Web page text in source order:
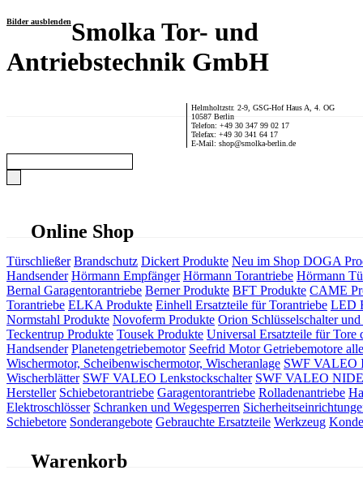
Bilder ausblendenSmolka Tor- und
Antriebstechnik GmbH
Helmholtzstr. 2-9, GSG-Hof Haus A, 4. OG
10587 Berlin
Telefon: +49 30 347 99 02 17
Telefax: +49 30 341 64 17
E-Mail: shop@smolka-berlin.de
Online Shop
Türschließer Brandschutz Dickert Produkte Neu im Shop DOGA
Handsender Hörmann Empfänger Hörmann Torantriebe Hörmann
Bernal Garagentorantriebe Berner Produkte BFT Produkte CAME
Torantriebe ELKA Produkte Einhell Ersatzteile für Torantriebe LED
Normstahl Produkte Novoferm Produkte Orion Schlüsselschalter und
Teckentrup Produkte Tousek Produkte Universal Ersatzteile für Tore
Handsender Planetengetriebemotor Seefrid Motor Getriebemotore
Wischermotor, Scheibenwischermotor, Wischeranlage SWF VALEO
Wischerblätter SWF VALEO Lenkstockschalter SWF VALEO
Hersteller Schiebetorantriebe Garagentorantriebe Rolladenantriebe
Elektroschlösser Schranken und Wegesperren
Schiebetore Sonderangebote Gebrauchte Ersatzteile Werkzeug
Warenkorb